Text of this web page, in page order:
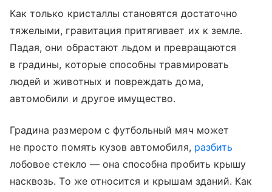
Как только кристаллы становятся достаточно
тяжелыми, гравитация притягивает их к земле.
Падая, они обрастают льдом и превращаются
в градины, которые способны травмировать
людей и животных и повреждать дома,
автомобили и другое имущество.
Градина размером с футбольный мяч может
не просто помять кузов автомобиля, разбить
лобовое стекло — она способна пробить крышу
насквозь. То же относится и крышам зданий. Как